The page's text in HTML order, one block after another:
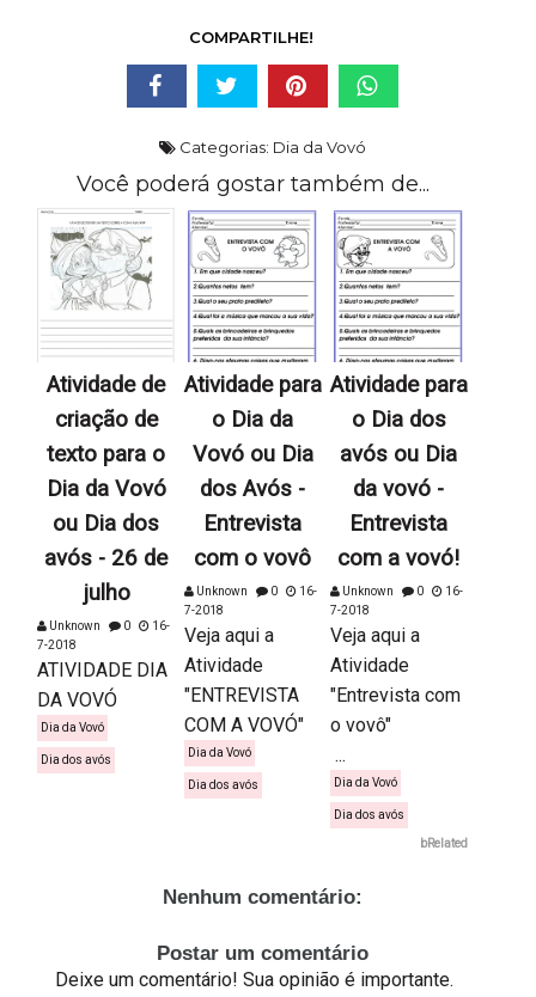
COMPARTILHE!
Categorias: Dia da Vovó
Você poderá gostar também de...
Atividade de
criação de
texto para o
Dia da Vovó
ou Dia dos
avós - 26 de
julho
Unknown 0
16-
7-2018
ATIVIDADE DIA
DA VOVÓ
Dia da Vovó
Dia dos avós
Atividade para
o Dia da
Vovó ou Dia
dos Avós -
Entrevista
com o vovô
Unknown 0
16-
7-2018
Veja aqui a
Atividade
"ENTREVISTA
COM A VOVÓ"
Dia da Vovó
Dia dos avós
Atividade para
o Dia dos
avós ou Dia
da vovó -
Entrevista
com a vovó!
Unknown 0
16-
7-2018
Veja aqui a
Atividade
"Entrevista com
o vovô"
...
Dia da Vovó
Dia dos avós
bRelated
Nenhum comentário:
Postar um comentário
Deixe um comentário! Sua opinião é importante.